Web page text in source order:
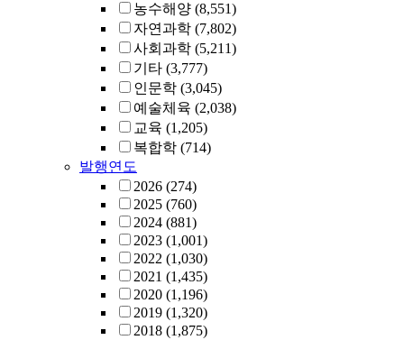
농수해양 (8,551)
자연과학 (7,802)
사회과학 (5,211)
기타 (3,777)
인문학 (3,045)
예술체육 (2,038)
교육 (1,205)
복합학 (714)
발행연도
2026 (274)
2025 (760)
2024 (881)
2023 (1,001)
2022 (1,030)
2021 (1,435)
2020 (1,196)
2019 (1,320)
2018 (1,875)